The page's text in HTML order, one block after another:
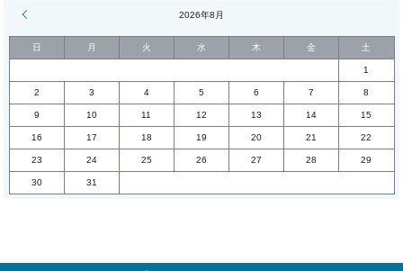
2026年8月
日 月 火 水 木 金 土
1
2 3 4 5 6 7 8
9 10 11 12 13 14 15
16 17 18 19 20 21 22
23 24 25 26 27 28 29
30 31